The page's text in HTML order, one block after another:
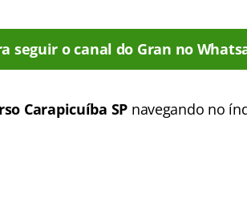
seguir o canal do Gran no
Carapicuíba SP navegando no